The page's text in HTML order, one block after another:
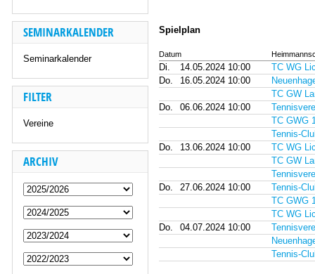
SEMINARKALENDER
Seminarkalender
FILTER
Vereine
ARCHIV
Spielplan
Datum
Di. 14.05.2024 10:00
TC WG
Do.
16.05.2024 10:00
TC GW
Do.
06.06.2024 10:00
TC GWG
Tennis-
Do.
13.06.2024 10:00
TC WG
TC GW
Do.
27.06.2024 10:00
Tennis-
TC GWG
TC WG
Do.
04.07.2024 10:00
Tennis-